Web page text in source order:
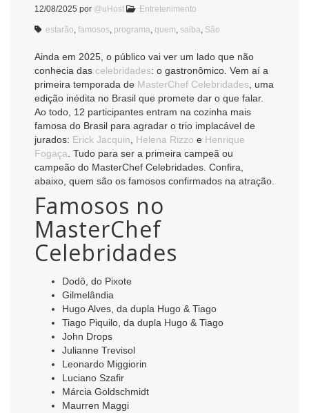
12/08/2025 por @uHost Entretenimento
estarão famosos programa quem saiba São
Ainda em 2025, o público vai ver um lado que não
conhecia das celebridades: o gastronômico. Vem aí a
primeira temporada de MasterChef Celebridades , uma
edição inédita no Brasil que promete dar o que falar.
Ao todo, 12 participantes entram na cozinha mais
famosa do Brasil para agradar o trio implacável de
jurados: Erick Jacquin Helena Rizzo e Henrique
Fogaça . Tudo para ser a primeira campeã ou
campeão do MasterChef Celebridades. Confira,
abaixo, quem são os famosos confirmados na atração.
Famosos no
MasterChef
Celebridades
Dodô, do Pixote
Gilmelândia
Hugo Alves, da dupla Hugo & Tiago
Tiago Piquilo, da dupla Hugo & Tiago
John Drops
Julianne Trevisol
Leonardo Miggiorin
Luciano Szafir
Márcia Goldschmidt
Maurren Maggi